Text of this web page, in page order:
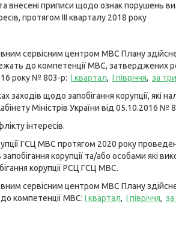
внесені приписи щодо ознак порушень
протягом III кварталу 2018 року
сервісним центром МВС Плану
до компетенції МВС, затверджених
року № 803-р: I квартал, I півріччя, за
заходів щодо запобігання корупції, які
Міністрів України від 05.10.2016 №
інтересів.
ГСЦ МВС протягом 2020 року
корупції та/або особами які
корупції РСЦ ГСЦ МВС.
сервісним центром МВС Плану
до компетенції МВС: I квартал, I півріччя,